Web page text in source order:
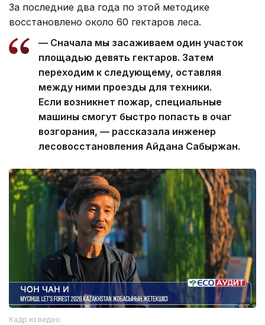
За последние два года по этой методике
восстановлено около 60 гектаров леса.
— Сначала мы засаживаем один участок
площадью девять гектаров. Затем
переходим к следующему, оставляя
между ними проезды для техники.
Если возникнет пожар, специальные
машины смогут быстро попасть в очаг
возгорания, — рассказала инженер
лесовосстановления Айдана Сабыржан.
Кадр из видео